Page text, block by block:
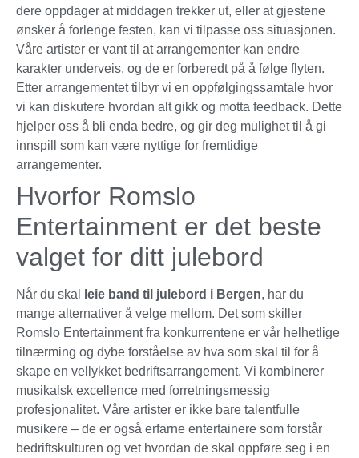
dere oppdager at middagen trekker ut, eller at gjestene
ønsker å forlenge festen, kan vi tilpasse oss situasjonen.
Våre artister er vant til at arrangementer kan endre
karakter underveis, og de er forberedt på å følge flyten.
Etter arrangementet tilbyr vi en oppfølgingssamtale hvor
vi kan diskutere hvordan alt gikk og motta feedback. Dette
hjelper oss å bli enda bedre, og gir deg mulighet til å gi
innspill som kan være nyttige for fremtidige
arrangementer.
Hvorfor Romslo
Entertainment er det beste
valget for ditt julebord
Når du skal leie band til julebord i Bergen, har du
mange alternativer å velge mellom. Det som skiller
Romslo Entertainment fra konkurrentene er vår helhetlige
tilnærming og dybe forståelse av hva som skal til for å
skape en vellykket bedriftsarrangement. Vi kombinerer
musikalsk excellence med forretningsmessig
profesjonalitet. Våre artister er ikke bare talentfulle
musikere – de er også erfarne entertainere som forstår
bedriftskulturen og vet hvordan de skal oppføre seg i en